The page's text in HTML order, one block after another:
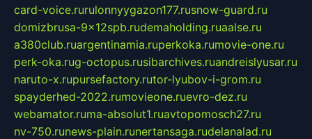
card-voice.rurulonnyygazon177.rusnow-guard.ru
domizbrusa-9x12spb.rudemaholding.ruaalse.ru
a380club.ruargentinamia.ruperkoka.rumovie-one.ru
perk-oka.rug-octopus.rusibarchives.ruandreislyusar.ru
naruto-x.rupursefactory.rutor-lyubov-i-grom.ru
spayderhed-2022.rumovieone.ruevro-dez.ru
webamator.ruma-absolut1.ruavtopomosch27.ru
nv-750.runews-plain.runertansaga.rudelanalad.ru